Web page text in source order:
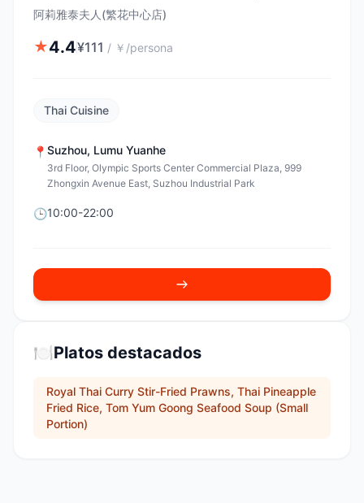
阿莉雅泰夫人(繁花中心店)
★4.4¥111 / ￥/persona
Thai Cuisine
📍 Suzhou, Lumu Yuanhe
3rd Floor, Olympic Sports Center Commercial Plaza, 999
Zhongxin Avenue East, Suzhou Industrial Park
🕒10:00-22:00
🍽️Platos destacados
Royal Thai Curry Stir-Fried Prawns, Thai Pineapple
Fried Rice, Tom Yum Goong Seafood Soup (Small
Portion)